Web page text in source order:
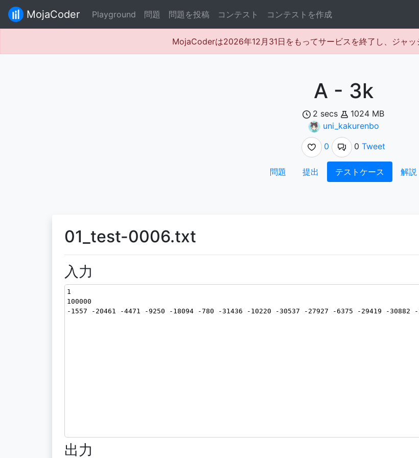
MojaCoder Playground 問題 問題を投稿 コンテスト コンテストを作成
MojaCoderは2026年12月31日をもってサービスを終了し、ジャッ
A - 3k
2 secs
1024 MB
uni_kakurenbo
0
0 Tweet
問題 提出 テストケース 解説
01_test-0006.txt
入力
1
100000
-1557 -20461 -4471 -9250 -18094 -780 -31436 -10220 -30537 -27927 -6375 -29419 -
出力